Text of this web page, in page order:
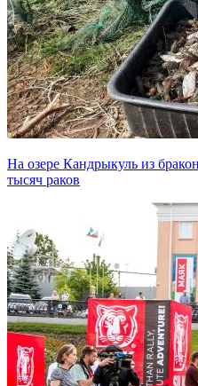
На озере Кандрыкуль из
тысяч раков